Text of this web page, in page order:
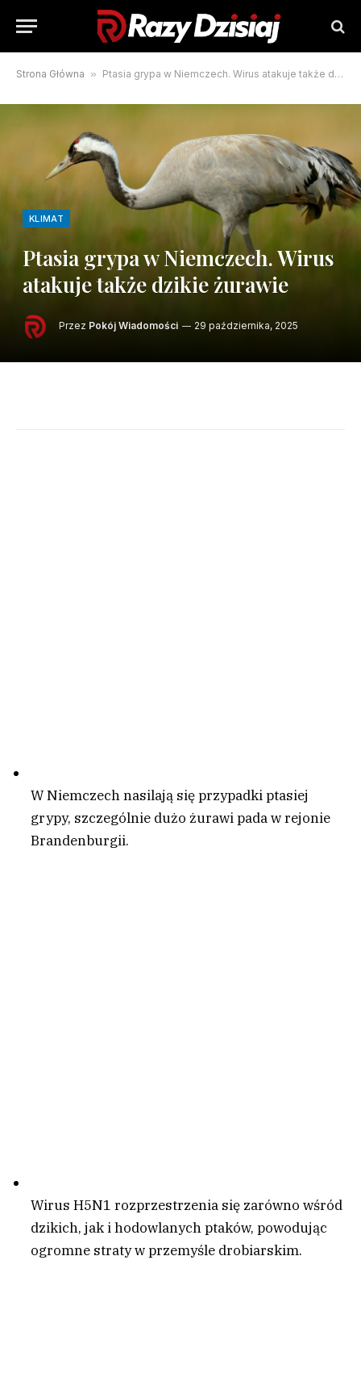
Strona Główna » Ptasia grypa w Niemczech. Wirus atakuje także dzikie żurawie
KLIMAT
Ptasia grypa w Niemczech. Wirus
atakuje także dzikie żurawie
Przez Pokój Wiadomości 29 października, 2025
W Niemczech nasilają się przypadki ptasiej
grypy, szczególnie dużo żurawi pada w rejonie
Brandenburgii.
Wirus H5N1 rozprzestrzenia się zarówno wśród
dzikich, jak i hodowlanych ptaków, powodując
ogromne straty w przemyśle drobiarskim.